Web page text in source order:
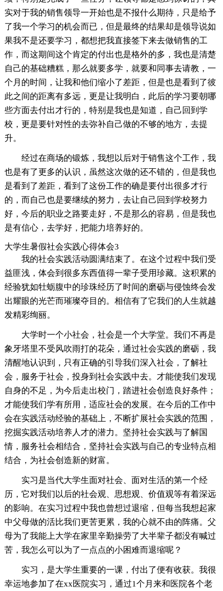
实对于我的销售领导一开始也是不报什么期待，只是给予
了我一个学习的机会而已，但是最终的结果却是领导说如
果我不是还要学习，都想把我直接签下来去做销售的工
作，而这期间这个肯定的付出也是格外的多，我也是清楚
自己的基础糟糕，那么就要多学，就要和同事去请教，一
个月的时间，让我和他们缩小了差距，但是也是看到了彼
此之间的距离有多远，更是让我明白，此后的学习要朝哪
些方面去付出才行的，特别是我也是知道，自己回到学
校，更是要针对性的去弥补自己做的不够的地方，去提
升。
经过在商场的锻炼，我想以后对于销售这个工作，我
也是有了更多的认识，虽然这次做的还不错的，但是我也
是看到了差距，看到了这份工作的确是要付出很多才行
的，而自己也是要继续的努力，去让自己回到学校努力
好，今后的职业之路要走好，不是那么的容易，但是我也
是有信心，去学好，把能力培养好的。
大学生暑假社会实践心得体会3
我的社会实践活动圆满结束了。在这个过程中我们受
益匪浅，体会到很多东西值得一辈子受用珍藏。这积累的
经验犹如牡蛎腹中的珍珠经历了时间的磨砺与侵蚀终会发
出耀眼的光芒而璀璨夺目的。相信有了它我们的人生就越
发精彩绚丽。
大学时一个小社会，社会是一个大学堂。我们不再是
象牙塔里不受风吹雨打的花朵，通过社会实践的磨砺，我
清醒地认识到，只有正确的引导我们深入社会，了解社
会，服务于社会，投身到社会实践中去。才能使我们发现
自身的不足，为今后走出校门，踏进社会创造良好条件；
才能使我们学有所用，适应社会的发展。在今后的工作中
会在实践活动经验的基础上，不断扩展社会实践的范围，
挖掘实践活动培养人才的潜力。坚持社会实践与了解国
情，服务社会相结合，坚持社会实践与自己的专业特点相
结合，为社会创造新的财富。
实习是当代大学生面对社会、面对生活的第一个经
历，它对我们以后的社会观、思想观、价值观等有着深远
的影响。在实习过程中我也曾想过退缩，但每当我想起家
中父母做的活比我们更苦更累，我的心就不由的阵痛。父
母为了我能上大学在家里辛勤操劳了大半辈子都没有喊过
苦，我怎么可以为了一点点的小困难而退缩呢？
实习，是大学生重要的一课，付出了便有收获。我很
幸运地参加了在xx医院实习，通过1个月来和医院各个老